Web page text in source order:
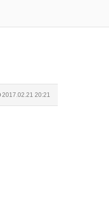
2017.02.21 20:21